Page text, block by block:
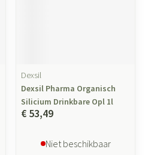
Dexsil
Dexsil Pharma Organisch
Silicium Drinkbare Opl 1l
€ 53,49
Niet beschikbaar